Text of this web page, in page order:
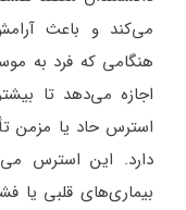
می‌کند و باعث
هنگامی که فرد به
اجازه می‌دهد تا
استرس حاد یا مزمن
دارد. این استرس
بیماری‌های قلبی یا